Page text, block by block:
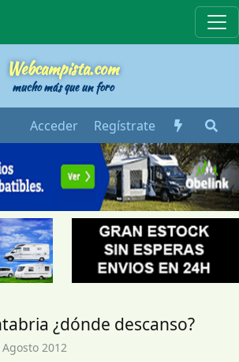
Webcampista.com
mucho más que un foro
Acceder Regístrate
¿dónde descanso?
Agosto 2012